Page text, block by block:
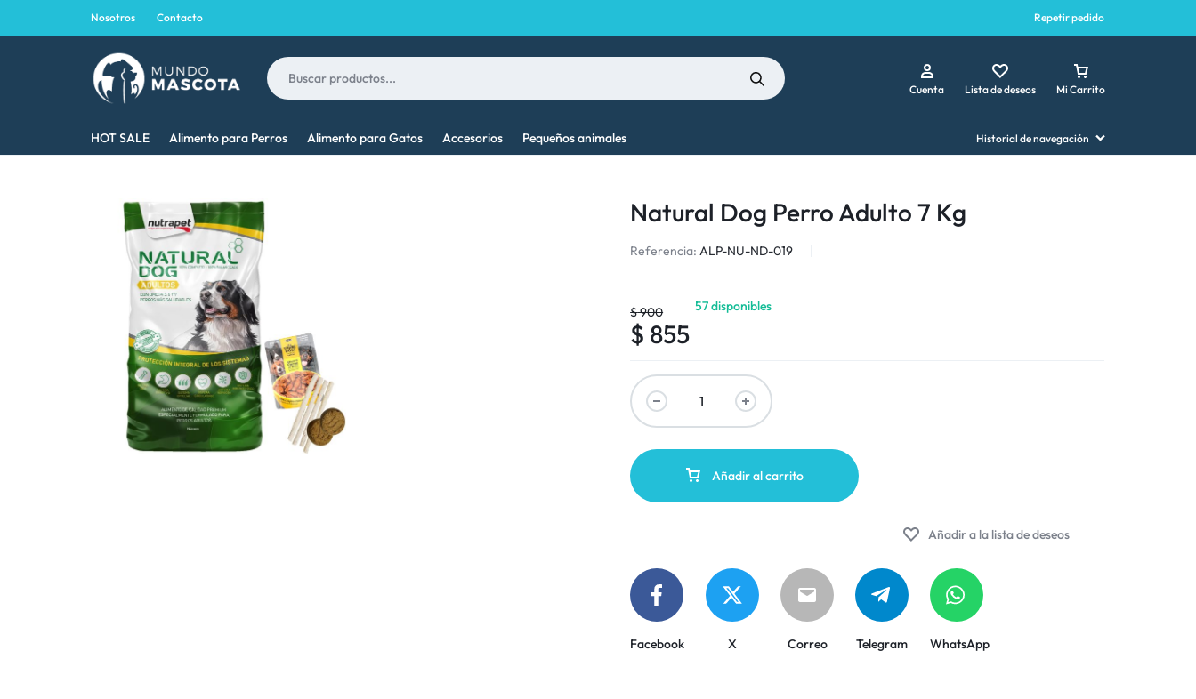
Nosotros Contacto Repetir pedido
MASCOTA
MEJOR
PARA
TU
MASCOTA
Cuenta Lista de deseos Mi Carrito
HOT SALE Alimento para Perros Alimento para Gatos Accesorios Pequeños animales Historial de navegación
Natural Dog Perro Adulto 7 Kg
Referencia: ALP-NU-ND-019
$900
$ 855
57 disponibles
Añadir al carrito
Añadir a la lista de deseos
Facebook X Correo Telegram WhatsApp